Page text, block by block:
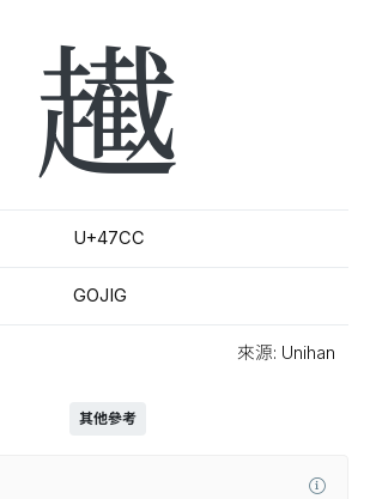
䟌
U+47CC
GOJIG
來源: Unihan
其他參考